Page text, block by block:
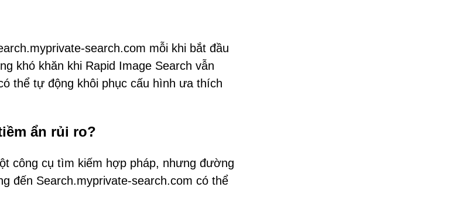
search.com mỗi khi bắt đầu
khó khăn khi Rapid Image Search vẫn
thể tự động khôi phục cấu hình ưa thích
ẩn rủi ro?
công cụ tìm kiếm hợp pháp, nhưng đường
đến Search.myprivate-search.com có thể